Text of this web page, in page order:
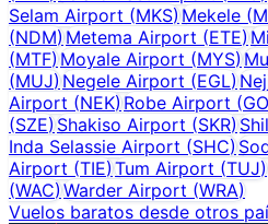
Selam Airport (MKS)Mekele (
(NDM)Metema Airport (ETE)
(MTF)Moyale Airport (MYS)
(MUJ)Negele Airport (EGL)
Airport (NEK)Robe Airport (
(SZE)Shakiso Airport (SKR)
Inda Selassie Airport (SHC)
Airport (TIE)Tum Airport (TUJ)
(WAC)Warder Airport (WRA)
Vuelos baratos desde otros